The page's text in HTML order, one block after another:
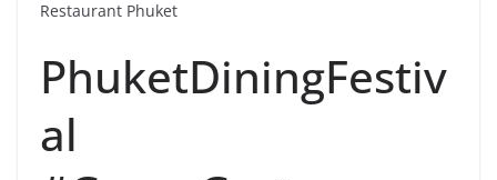
Restaurant Phuket
PhuketDiningFestiv
al